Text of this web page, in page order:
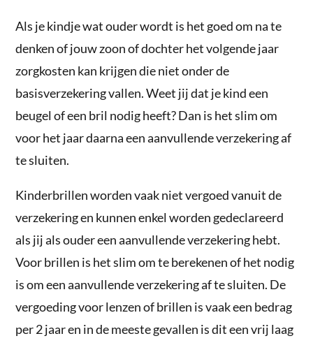
Als je kindje wat ouder wordt is het goed om na te
denken of jouw zoon of dochter het volgende jaar
zorgkosten kan krijgen die niet onder de
basisverzekering vallen. Weet jij dat je kind een
beugel of een bril nodig heeft? Dan is het slim om
voor het jaar daarna een aanvullende verzekering af
te sluiten.
Kinderbrillen worden vaak niet vergoed vanuit de
verzekering en kunnen enkel worden gedeclareerd
als jij als ouder een aanvullende verzekering hebt.
Voor brillen is het slim om te berekenen of het nodig
is om een aanvullende verzekering af te sluiten. De
vergoeding voor lenzen of brillen is vaak een bedrag
per 2 jaar en in de meeste gevallen is dit een vrij laag